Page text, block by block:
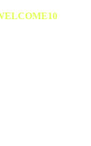
WELCOME10